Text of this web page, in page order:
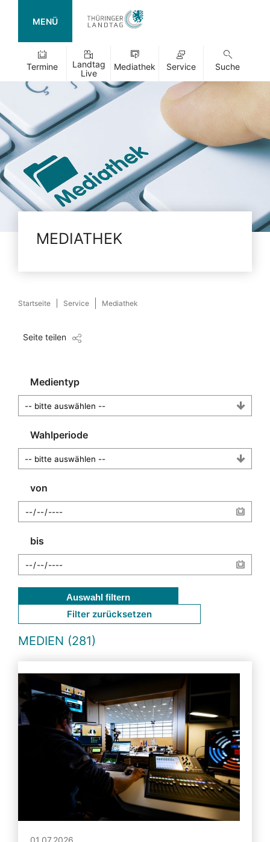
MENÜ
Termine
Landtag
Live
Mediathek Service Suche
MEDIATHEK
Startseite Service Mediathek
Seite teilen
Medientyp
Wahlperiode
von
bis
Auswahl filtern
Filter zurücksetzen
MEDIEN (281)